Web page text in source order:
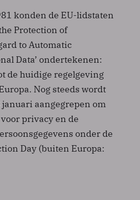
konden de EU-lidstaten
Protection of
to Automatic
Data’ ondertekenen:
de huidige regelgeving
Nog steeds wordt
aangegrepen om
privacy en de
onder de
Day (buiten Europa: